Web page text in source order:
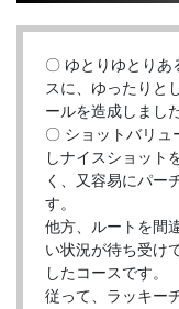
〇 ゆとりゆとりあ
スに、ゆったりと
ールを造成しました
〇 ショットバリュ
しナイスショット
く、又容易にパー
す。
他方、ルートを間
い状況が待ち受け
したコースです。
従って、ラッキー